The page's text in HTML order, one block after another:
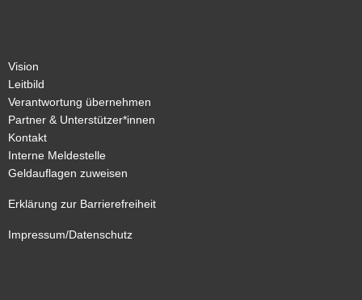
Vision
Leitbild
Verantwortung übernehmen
Partner & Unterstützer*innen
Kontakt
Interne Meldestelle
Geldauflagen zuweisen
Erklärung zur Barrierefreiheit
Impressum/Datenschutz